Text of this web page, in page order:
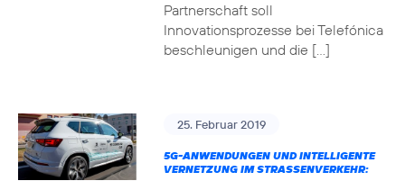
Partnerschaft soll
Innovationsprozesse bei Telefónica
beschleunigen und die […]
25. Februar 2019
5G-ANWENDUNGEN UND INTELLIGENTE
VERNETZUNG IM STRASSENVERKEHR: